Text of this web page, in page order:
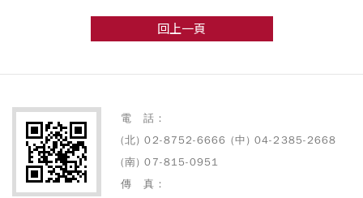
回上一頁
電 話：
(北) 02-8752-6666 (中) 04-2385-2668
(南) 07-815-0951
傳 真：